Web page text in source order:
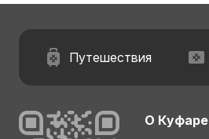
Путешествия
О Куфаре